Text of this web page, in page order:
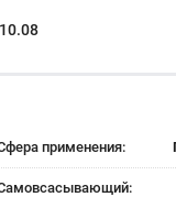
применения: